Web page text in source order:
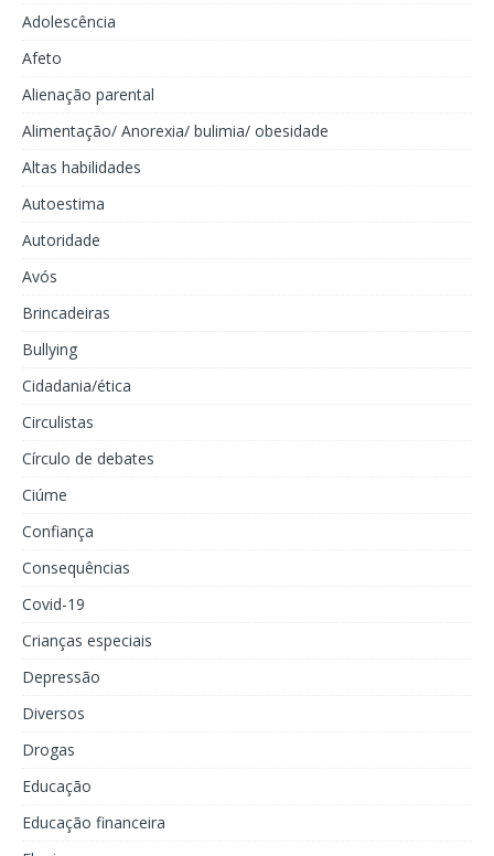
Adolescência
Afeto
Alienação parental
Alimentação/ Anorexia/ bulimia/ obesidade
Altas habilidades
Autoestima
Autoridade
Avós
Brincadeiras
Bullying
Cidadania/ética
Circulistas
Círculo de debates
Ciúme
Confiança
Consequências
Covid-19
Crianças especiais
Depressão
Diversos
Drogas
Educação
Educação financeira